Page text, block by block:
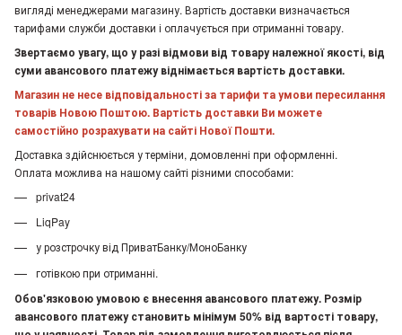
вигляді менеджерами магазину. Вартість доставки визначається
тарифами служби доставки і оплачується при отриманні товару.
Звертаємо увагу, що у разі відмови від товару належної якості, від
суми авансового платежу віднімається вартість доставки.
Магазин не несе відповідальності за тарифи та умови пересилання
товарів Новою Поштою. Вартість доставки Ви можете
самостійно розрахувати на сайті Нової Пошти.
Доставка здійснюється у терміни, домовленні при оформленні.
Оплата можлива на нашому сайті різними способами:
privat24
LiqPay
у розстрочку від ПриватБанку/МоноБанку
готівкою при отриманні.
Обов'язковою умовою є внесення авансового платежу. Розмір
авансового платежу становить мінімум 50% від вартості товару,